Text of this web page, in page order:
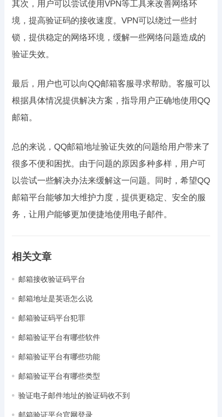
其次，用户可以尝试使用VPN等工具来改善网络环
境，提高验证码的接收速度。VPN可以绕过一些封
锁，提供稳定的网络环境，缓解一些网络问题造成的
验证失效。
最后，用户也可以向QQ邮箱客服寻求帮助。客服可以
根据具体情况提供解决方案，指导用户正确地使用QQ
邮箱。
总的来说，QQ邮箱地址验证失效的问题给用户带来了
很多不便和困扰。由于问题的原因多种多样，用户可
以尝试一些解决办法来缓解这一问题。同时，希望QQ
邮箱平台能够加大维护力度，提供更稳定、安全的服
务，让用户能够更加便捷地使用电子邮件。
相关文章
邮箱接收验证码平台
邮箱地址是英语怎么说
邮箱验证码平台犯罪
邮箱验证平台有哪些软件
邮箱验证平台有哪些功能
邮箱验证平台有哪些类型
验证电子邮件地址的验证码收不到
邮箱验证平台官网登录